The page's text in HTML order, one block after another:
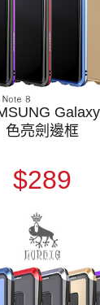
色亮劍邊框
$289